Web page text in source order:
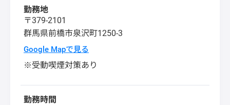
勤務地
〒379-2101
群馬県前橋市泉沢町1250-3
Google Mapで見る
※受動喫煙対策あり
勤務時間